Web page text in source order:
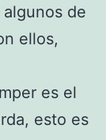
de
ellos,
es el
esto es